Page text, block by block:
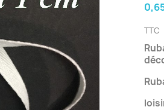
TTC